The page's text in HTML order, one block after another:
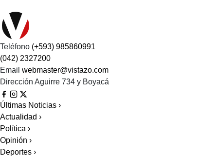
Teléfono (+593) 985860991
(042) 2327200
Email webmaster@vistazo.com
Dirección Aguirre 734 y Boyacá
Últimas Noticias ›
Actualidad ›
Política ›
Opinión ›
Deportes ›